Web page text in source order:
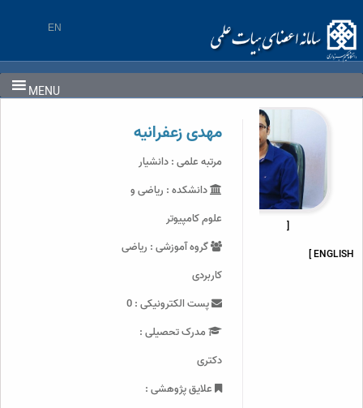
to
content
EN
MENU
[
ENGLISH ]
مهدی زعفرانیه
مرتبه علمی : دانشیار
دانشکده : ریاضی و
علوم کامپیوتر
گروه آموزشی : ریاضی
کاربردی
پست الکترونیکی : 0
مدرک تحصیلی :
دکتری
علایق پژوهشی :